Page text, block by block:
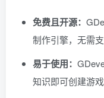
免费且开源：
制作引擎，无需
易于使用：
知识即可创建游戏